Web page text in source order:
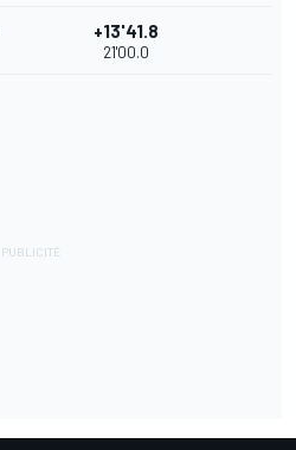
+13'41.8
21'00.0